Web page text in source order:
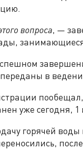
вопроса, —
в
уже сегодня,
горячей